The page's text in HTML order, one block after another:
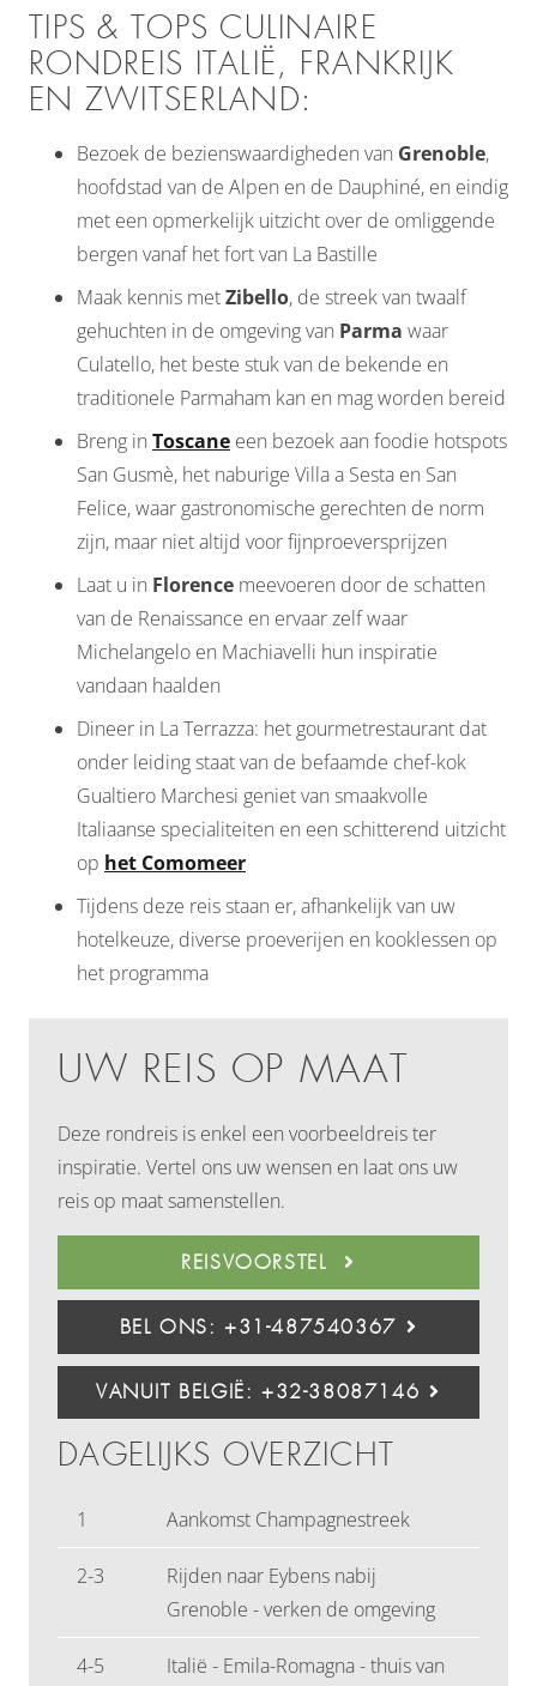
TIPS & TOPS CULINAIRE
RONDREIS ITALIË, FRANKRIJK
EN ZWITSERLAND:
Bezoek de bezienswaardigheden van Grenoble,
hoofdstad van de Alpen en de Dauphiné, en eindig
met een opmerkelijk uitzicht over de omliggende
bergen vanaf het fort van La Bastille
Maak kennis metZibello, de streek van twaalf
gehuchten in de omgeving van Parma waar
Culatello, het beste stuk van de bekende en
traditionele Parmaham kan en mag worden bereid
Breng in Toscane een bezoek aan foodie hotspots
San Gusmè, het naburige Villa a Sesta en San
Felice, waar gastronomische gerechten de norm
zijn, maar niet altijd voor fijnproeversprijzen
Laat u in Florence meevoeren door de schatten
van de Renaissance en ervaar zelf waar
Michelangelo en Machiavelli hun inspiratie
vandaan haalden
Dineer in La Terrazza: het gourmetrestaurant dat
onder leiding staat van de befaamde chef-kok
Gualtiero Marchesi geniet van smaakvolle
Italiaanse specialiteiten en een schitterend uitzicht
op het Comomeer
Tijdens deze reis staan er, afhankelijk van uw
hotelkeuze, diverse proeverijen en kooklessen op
het programma
UW REIS OP MAAT
Deze rondreis is enkel een voorbeeldreis ter
inspiratie. Vertel ons uw wensen en laat ons uw
reis op maat samenstellen.
REISVOORSTEL
BEL ONS: +31-487540367
VANUIT BELGIË: +32-38087146
DAGELIJKS OVERZICHT
1 Aankomst Champagnestreek
2-3
Rijden naar Eybens nabij
Grenoble - verken de omgeving
4-5 Italië - Emila-Romagna - thuis van